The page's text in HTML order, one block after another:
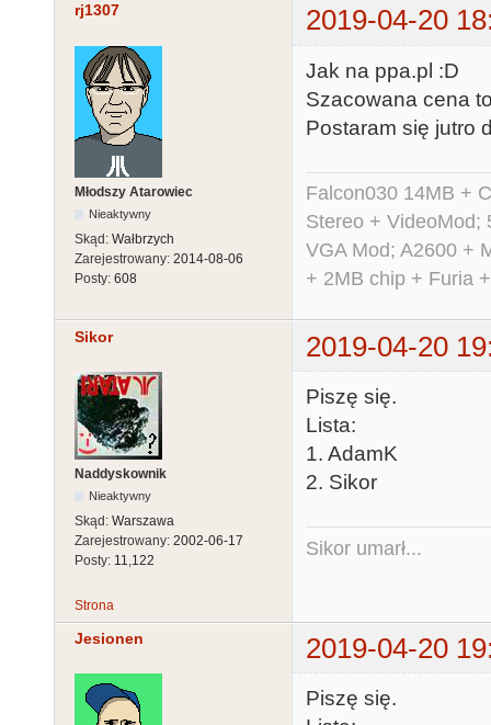
rj1307 2019-04-20
Młodszy Atarowiec
Nieaktywny
Skąd: Wałbrzych
Zarejestrowany: 2014-08-06
Posty: 608
Jak na ppa.pl :D
Szacowana cena
Postaram się jutro
Falcon030 14MB +
Stereo + VideoMod;
VGA Mod; A2600 +
+ 2MB chip + Furia
Sikor 2019-04-20
Naddyskownik
Nieaktywny
Skąd: Warszawa
Zarejestrowany: 2002-06-17
Posty: 11,122
Piszę się.
Lista:
1. AdamK
2. Sikor
Sikor umarł...
Strona
Jesionen 2019-04-20
Piszę się.